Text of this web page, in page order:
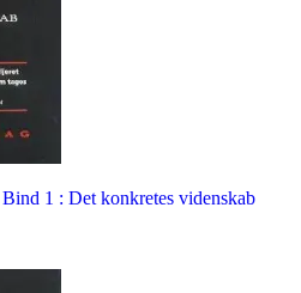
1 : Det konkretes videnskab